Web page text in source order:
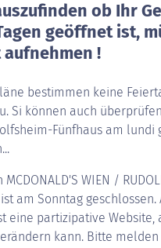
ob Ihr
geöffnet ist,
!
bestimmen keine
Si können auch
Fünfhaus am lundi
MCDONALD'S WIEN /
ist am Sonntag geschlossen.
eine partizipative Website,
kann. Bitte melden